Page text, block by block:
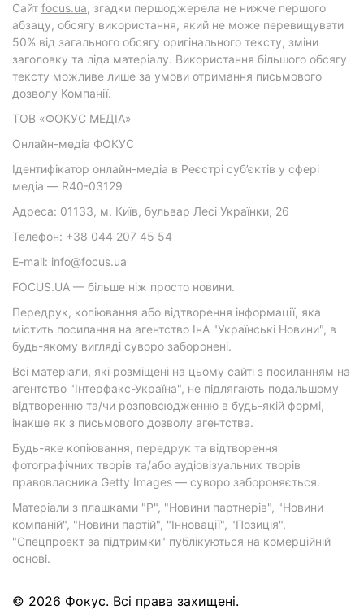
Cайт focus.ua, згадки першоджерела не нижче першого
абзацу, обсягу використання, який не може перевищувати
50% від загального обсягу оригінального тексту, зміни
заголовку та ліда матеріалу. Використання більшого обсягу
тексту можливе лише за умови отримання письмового
дозволу Компанії.
ТОВ «ФОКУС МЕДІА»
Онлайн-медіа ФОКУС
Ідентифікатор онлайн-медіа в Реєстрі суб’єктів у сфері
медіа — R40-03129
Адреса: 01133, м. Київ, бульвар Лесі Українки, 26
Телефон: +38 044 207 45 54
E-mail: info@focus.ua
FOCUS.UA — більше ніж просто новини.
Передрук, копіювання або відтворення інформації, яка
містить посилання на агентство ІнА "Українські Новини", в
будь-якому вигляді суворо заборонені.
Всі матеріали, які розміщені на цьому сайті з посиланням на
агентство "Інтерфакс-Україна", не підлягають подальшому
відтворенню та/чи розповсюдженню в будь-якій формі,
інакше як з письмового дозволу агентства.
Будь-яке копіювання, передрук та відтворення
фотографічних творів та/або аудіовізуальних творів
правовласника Getty Images — суворо забороняється.
Матеріали з плашками "Р", "Новини партнерів", "Новини
компаній", "Новини партій", "Інновації", "Позиція",
"Спецпроект за підтримки" публікуються на комерційній
основі.
© 2026 Фокус. Всі права захищені.